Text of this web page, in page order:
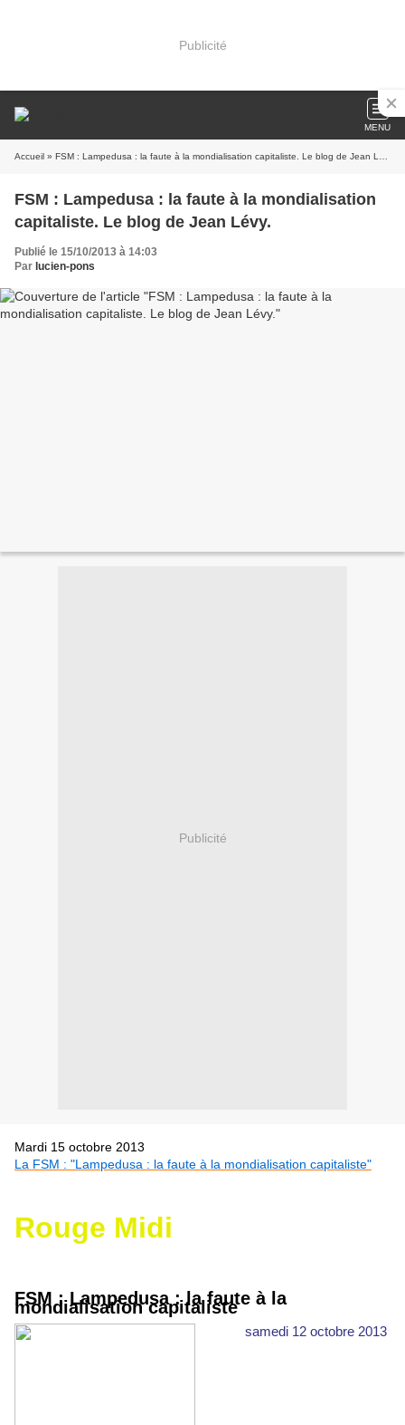
Publicité
MENU
Accueil » FSM : Lampedusa : la faute à la mondialisation capitaliste. Le blog de Jean Lévy.
FSM : Lampedusa : la faute à la mondialisation
capitaliste. Le blog de Jean Lévy.
Publié le 15/10/2013 à 14:03
Par lucien-pons
Publicité
Mardi 15 octobre 2013
La FSM : "Lampedusa : la faute à la mondialisation capitaliste"
Rouge Midi
FSM : Lampedusa : la faute à la
mondialisation capitaliste
samedi 12 octobre 2013